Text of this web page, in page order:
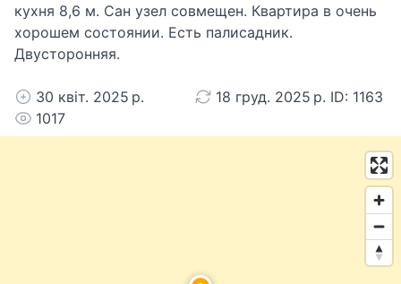
кухня 8,6 м. Сан узел совмещен. Квартира в очень
хорошем состоянии. Есть палисадник.
Двусторонняя.
30 квіт. 2025 р.
18 груд. 2025 р. ID: 1163
1017